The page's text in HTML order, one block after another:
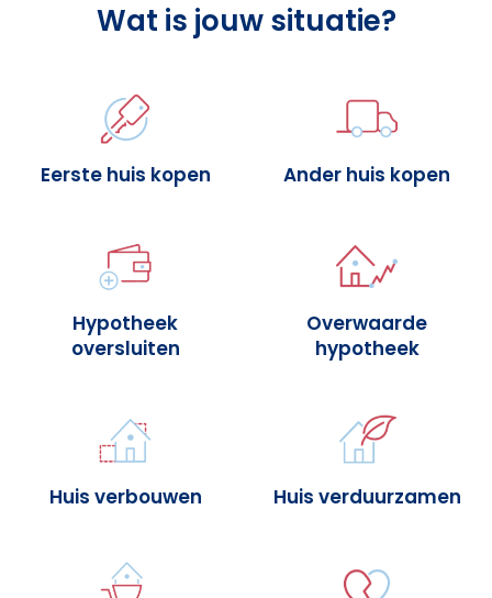
Wat is jouw situatie?
Eerste huis kopen Ander huis kopen
Hypotheek
oversluiten
Overwaarde
hypotheek
Huis verbouwen Huis verduurzamen